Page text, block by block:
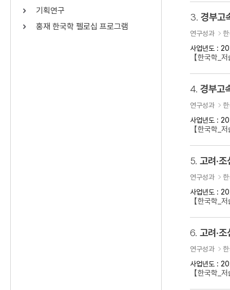
기획연구
홍재 한국학 펠로십 프로그램
3. 경부고
연구성과
사업년도 :
【한국학
4. 경부고
연구성과
사업년도 :
【한국학_
5. 고려·
연구성과
사업년도 :
【한국학
6. 고려·
연구성과
사업년도 :
【한국학